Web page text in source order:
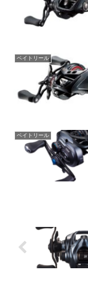
ベイトリール
ベイトリール